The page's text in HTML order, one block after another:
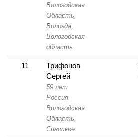
Вологодская
Область,
Вологда,
Вологодская
область
11
Трифонов
Сергей
59 лет
Россия,
Вологодская
Область,
Спасское